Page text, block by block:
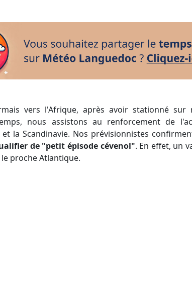
nous assistons au renforcement de
et la Scandinavie. Nos prévisionnistes
de "petit épisode cévenol". En effet, un
proche Atlantique.